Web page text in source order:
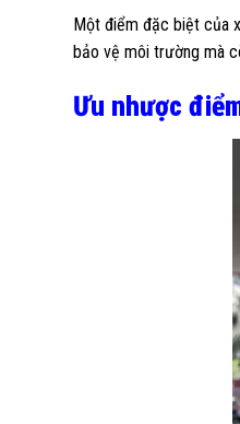
Một điểm đặc biệt của
bảo vệ môi trường mà
Ưu nhược